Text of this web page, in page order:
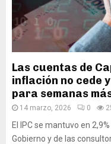
Las cuentas de
inflación no cede
para semanas
14 marzo, 2026 0
El IPC se mantuvo en
Gobierno y de las